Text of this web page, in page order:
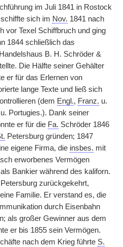
im Juli 1841 in Rostock
sich im Nov. 1841 nach
vor Texel Schiffbruch und ging
1844 schließlich das
B. H. Schröder &
Die Hälfte seiner Gehälter
er für das Erlernen von
lange Texte und ließ sich
(dem Engl., Franz. u.
Portugies.). Dank seiner
er für die Fa. Schröder 1846
Petersburg gründen; 1847
eigene Firma, die insbes. mit
erworbenes Vermögen
Bankier während des kaliforn.
Petersburg zurückgekehrt,
Familie. Er verstand es, die
durch Eisenbahn
als großer Gewinner aus dem
er bis 1855 sein Vermögen.
nach dem Krieg führte S.